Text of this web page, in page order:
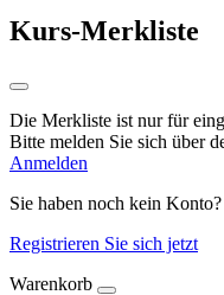
Kurs-Merkliste
Die Merkliste ist nur für
Bitte melden Sie sich über
Anmelden
Sie haben noch kein Konto?
Registrieren Sie sich jetzt
Warenkorb